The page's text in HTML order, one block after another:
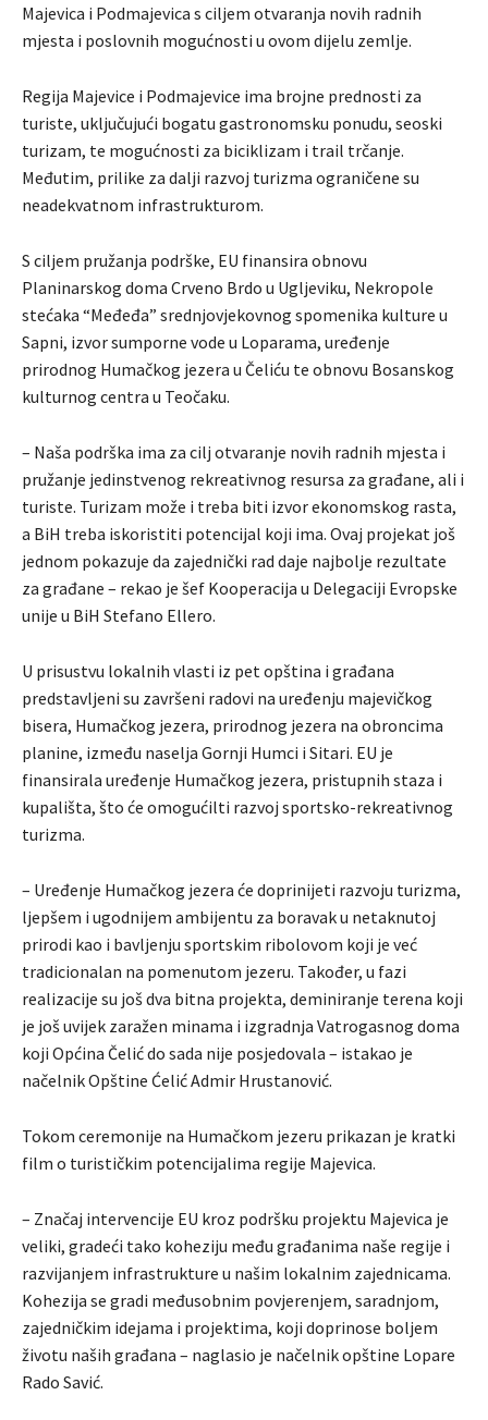
Majevica i Podmajevica s ciljem otvaranja novih radnih
mjesta i poslovnih mogućnosti u ovom dijelu zemlje.
Regija Majevice i Podmajevice ima brojne prednosti za
turiste, uključujući bogatu gastronomsku ponudu, seoski
turizam, te mogućnosti za biciklizam i trail trčanje.
Međutim, prilike za dalji razvoj turizma ograničene su
neadekvatnom infrastrukturom.
S ciljem pružanja podrške, EU finansira obnovu
Planinarskog doma Crveno Brdo u Ugljeviku, Nekropole
stećaka “Međeđa” srednjovjekovnog spomenika kulture u
Sapni, izvor sumporne vode u Loparama, uređenje
prirodnog Humačkog jezera u Čeliću te obnovu Bosanskog
kulturnog centra u Teočaku.
– Naša podrška ima za cilj otvaranje novih radnih mjesta i
pružanje jedinstvenog rekreativnog resursa za građane, ali i
turiste. Turizam može i treba biti izvor ekonomskog rasta,
a BiH treba iskoristiti potencijal koji ima. Ovaj projekat još
jednom pokazuje da zajednički rad daje najbolje rezultate
za građane – rekao je šef Kooperacija u Delegaciji Evropske
unije u BiH Stefano Ellero.
U prisustvu lokalnih vlasti iz pet opština i građana
predstavljeni su završeni radovi na uređenju majevičkog
bisera, Humačkog jezera, prirodnog jezera na obroncima
planine, između naselja Gornji Humci i Sitari. EU je
finansirala uređenje Humačkog jezera, pristupnih staza i
kupališta, što će omogućilti razvoj sportsko-rekreativnog
turizma.
– Uređenje Humačkog jezera će doprinijeti razvoju turizma,
ljepšem i ugodnijem ambijentu za boravak u netaknutoj
prirodi kao i bavljenju sportskim ribolovom koji je već
tradicionalan na pomenutom jezeru. Također, u fazi
realizacije su još dva bitna projekta, deminiranje terena koji
je još uvijek zaražen minama i izgradnja Vatrogasnog doma
koji Općina Čelić do sada nije posjedovala – istakao je
načelnik Opštine Ćelić Admir Hrustanović.
Tokom ceremonije na Humačkom jezeru prikazan je kratki
film o turističkim potencijalima regije Majevica.
– Značaj intervencije EU kroz podršku projektu Majevica je
veliki, gradeći tako koheziju među građanima naše regije i
razvijanjem infrastrukture u našim lokalnim zajednicama.
Kohezija se gradi međusobnim povjerenjem, saradnjom,
zajedničkim idejama i projektima, koji doprinose boljem
životu naših građana – naglasio je načelnik opštine Lopare
Rado Savić.